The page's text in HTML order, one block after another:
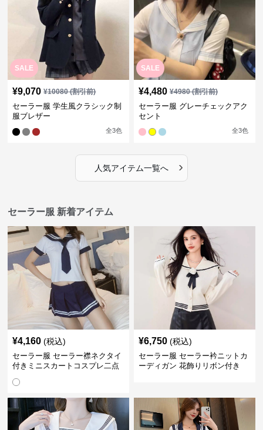
SALE
¥9,070 ¥10080(割引前)
セーラー服 学生風クラシック制
服ブレザー
全3色
SALE
¥4,480 ¥4980(割引前)
セーラー服 グレーチェックアク
セント
全3色
人気アイテム一覧へ ›
セーラー服 新着アイテム
¥4,160 (税込)
セーラー服 セーラー襟ネクタイ
付きミニスカートコスプレ二点
¥6,750 (税込)
セーラー服 セーラー衿ニットカ
ーディガン 花飾りリボン付き